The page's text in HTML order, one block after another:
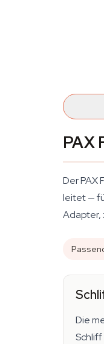
PAX
Der PAX
leitet —
Adapter,
Die